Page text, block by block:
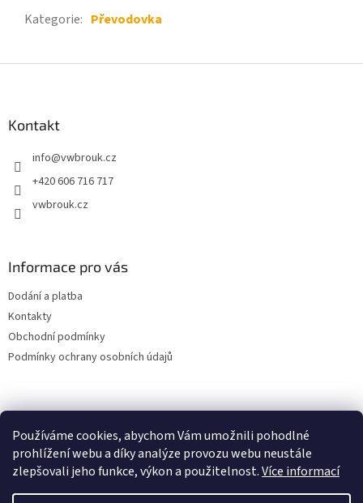
Používáme cookies, abychom Vám umožnili pohodlné
prohlížení webu a díky analýze provozu webu neustále
zlepšovali jeho funkce, výkon a použitelnost.Více informací
Kategorie: Převodovka
Kontakt
info@vwbrouk.cz
+420 606 716 717
vwbrouk.cz
Informace pro vás
Dodání a platba
Kontakty
Obchodní podmínky
Podmínky ochrany osobních údajů